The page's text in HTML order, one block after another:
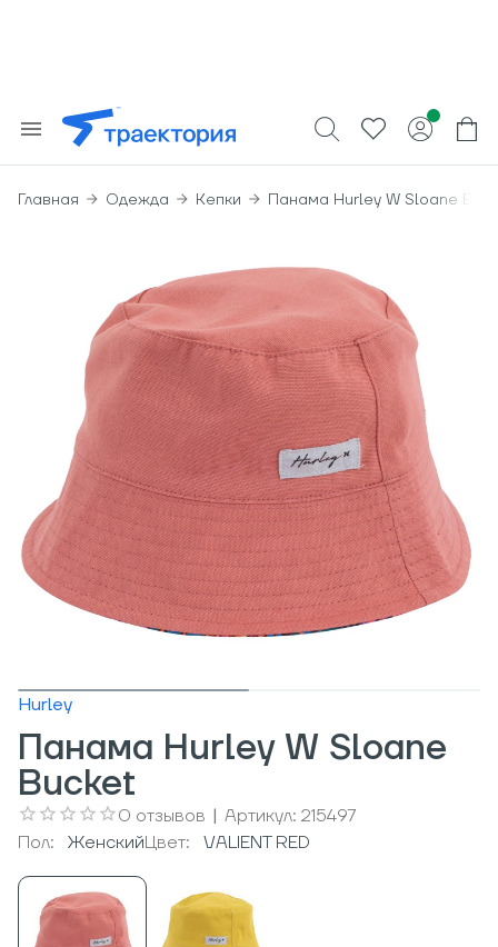
Главная Одежда Кепки Панама Hurley W Sloane
Hurley
Панама Hurley W Sloane
Bucket
0 отзывов | Артикул: 215497
Пол:
ЖенскийЦвет: VALIENT RED